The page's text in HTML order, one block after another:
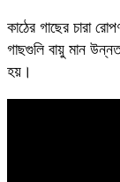
কাঠের গাছের চারা
গাছগুলি বায়ু মান
হয়।